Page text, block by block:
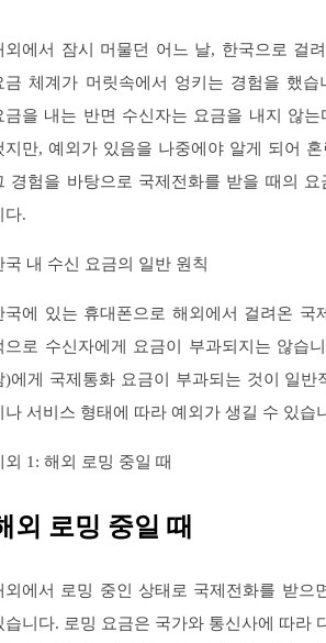
외에서 잠시 머물던 어느 날, 한국으로 걸
금 체계가 머릿속에서 엉키는 경험을 했습
금을 내는 반면 수신자는 요금을 내지 않는
지만, 예외가 있음을 나중에야 알게 되어
경험을 바탕으로 국제전화를 받을 때의
다.
국 내 수신 요금의 일반 원칙
국에 있는 휴대폰으로 해외에서 걸려온 국
으로 수신자에게 요금이 부과되지는 않습
)에게 국제통화 요금이 부과되는 것이 일반
나 서비스 형태에 따라 예외가 생길 수 있습
외 1: 해외 로밍 중일 때
외 로밍 중일 때
외에서 로밍 중인 상태로 국제전화를 받으
습니다. 로밍 요금은 국가와 통신사에 따라